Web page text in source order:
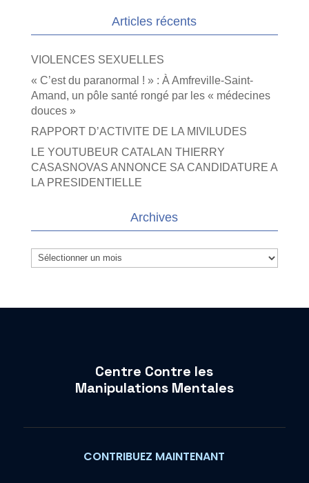
Articles récents
VIOLENCES SEXUELLES
« C’est du paranormal ! » : À Amfreville-Saint-
Amand, un pôle santé rongé par les « médecines
douces »
RAPPORT D’ACTIVITE DE LA MIVILUDES
LE YOUTUBEUR CATALAN THIERRY
CASASNOVAS ANNONCE SA CANDIDATURE A
LA PRESIDENTIELLE
Archives
Archives
Centre Contre les
Manipulations Mentales
CONTRIBUEZ MAINTENANT